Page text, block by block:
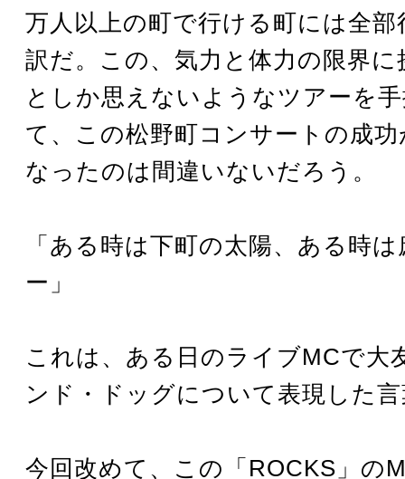
万人以上の町で行ける町には全
訳だ。この、気力と体力の限界
としか思えないようなツアーを
て、この松野町コンサートの成
なったのは間違いないだろう。
「ある時は下町の太陽、ある時
ー」
これは、ある日のライブMCで大
ンド・ドッグについて表現した
今回改めて、この「ROCKS」の